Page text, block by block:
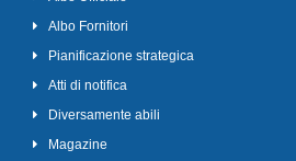
Albo Fornitori
Pianificazione strategica
Atti di notifica
Diversamente abili
Magazine